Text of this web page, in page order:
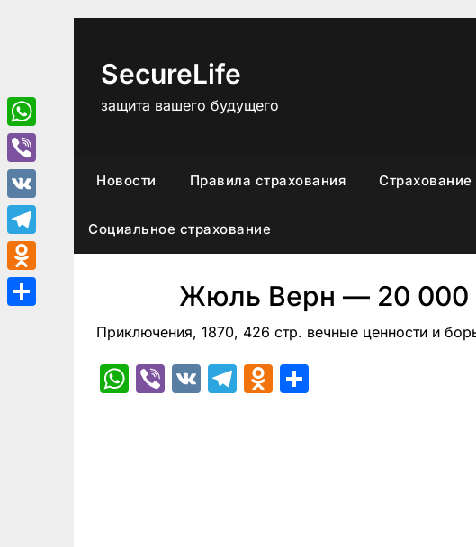
SecureLife
защита вашего будущего
Новости Правила страхования
Социальное страхование
Жюль Верн — 20 000
Приключения, 1870, 426 стр. вечные ценности и
WhatsApp
Viber
VK Telegram
Odnoklassniki
WhatsApp
Viber
VK
Telegram
Odnoklassniki